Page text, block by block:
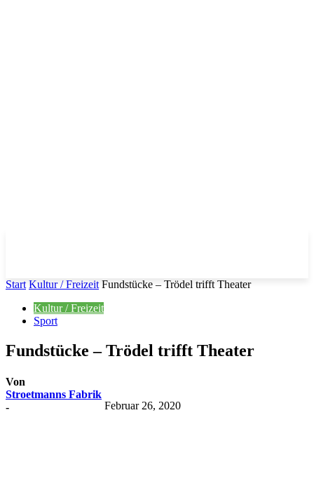
Start Kultur / Freizeit Fundstücke – Trödel trifft Theater
Kultur / Freizeit
Sport
Fundstücke – Trödel trifft Theater
Von
Stroetmanns Fabrik
-
Februar 26, 2020